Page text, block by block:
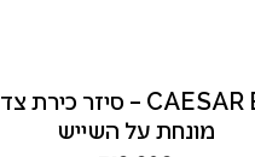
CAESAR BI – סיזר כירת צד
מונחת על השייש